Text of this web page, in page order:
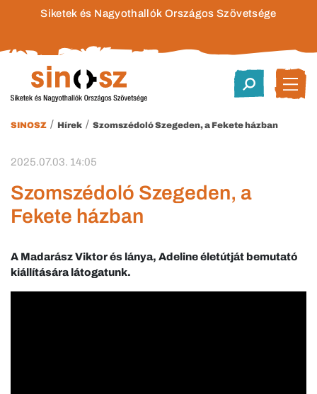
Siketek és Nagyothallók Országos Szövetsége
SINOSZ / Hírek / Szomszédoló Szegeden, a Fekete házban
2025.07.03. 14:05
Szomszédoló Szegeden, a
Fekete házban
A Madarász Viktor és lánya, Adeline életútját bemutató
kiállítására látogatunk.